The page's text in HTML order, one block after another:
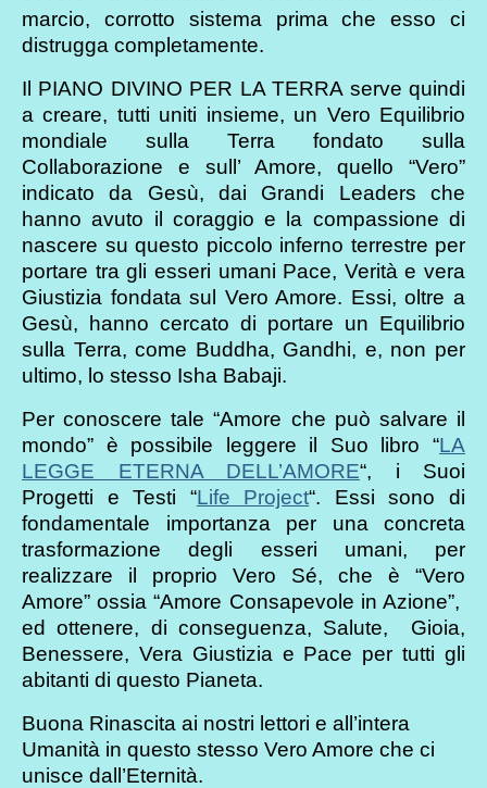
marcio, corrotto sistema prima che esso ci
distrugga completamente.
Il PIANO DIVINO PER LA TERRA serve quindi
a creare, tutti uniti insieme, un Vero Equilibrio
mondiale sulla Terra fondato sulla
Collaborazione e sull’ Amore, quello “Vero”
indicato da Gesù, dai Grandi Leaders che
hanno avuto il coraggio e la compassione di
nascere su questo piccolo inferno terrestre per
portare tra gli esseri umani Pace, Verità e vera
Giustizia fondata sul Vero Amore. Essi, oltre a
Gesù, hanno cercato di portare un Equilibrio
sulla Terra, come Buddha, Gandhi, e, non per
ultimo, lo stesso Isha Babaji.
Per conoscere tale “Amore che può salvare il
mondo” è possibile leggere il Suo libro “LA
LEGGE ETERNA DELL’AMORE“, i Suoi
Progetti e Testi “Life Project“. Essi sono di
fondamentale importanza per una concreta
trasformazione degli esseri umani, per
realizzare il proprio Vero Sé, che è “Vero
Amore” ossia “Amore Consapevole in Azione”,
ed ottenere, di conseguenza, Salute, Gioia,
Benessere, Vera Giustizia e Pace per tutti gli
abitanti di questo Pianeta.
Buona Rinascita ai nostri lettori e all’intera
Umanità in questo stesso Vero Amore che ci
unisce dall’Eternità.